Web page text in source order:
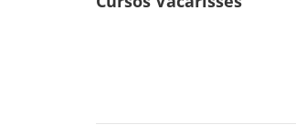
de